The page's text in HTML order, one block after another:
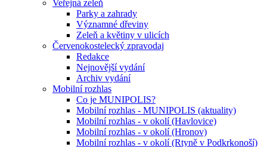
Veřejná zeleň
Parky a zahrady
Významné dřeviny
Zeleň a květiny v ulicích
Červenokostelecký zpravodaj
Redakce
Nejnovější vydání
Archiv vydání
Mobilní rozhlas
Co je MUNIPOLIS?
Mobilní rozhlas - MUNIPOLIS (aktuality)
Mobilní rozhlas - v okolí (Havlovice)
Mobilní rozhlas - v okolí (Hronov)
Mobilní rozhlas - v okolí (Rtyně v Podkrkonoší)